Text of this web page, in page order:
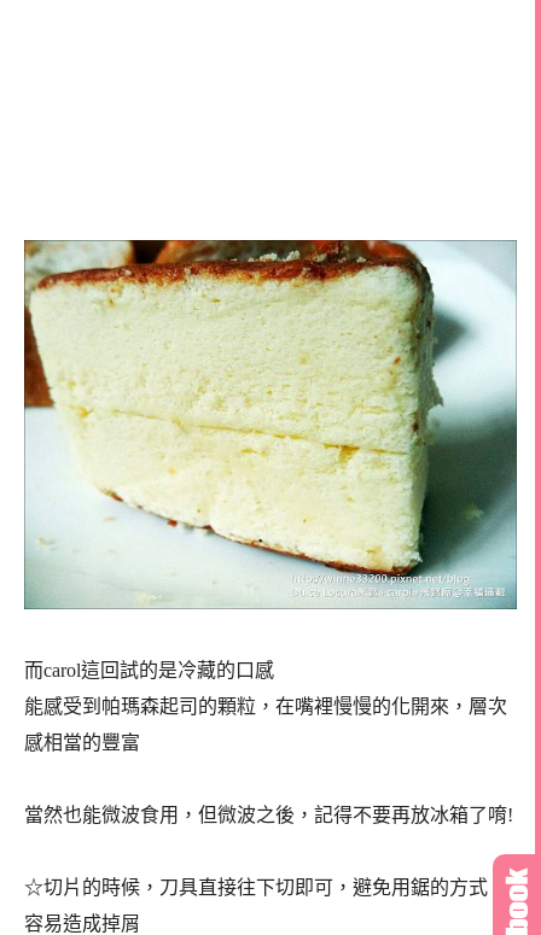
而carol這回試的是冷藏的口感
能感受到帕瑪森起司的顆粒，在嘴裡慢慢的化開來，層次
感相當的豐富
當然也能微波食用，但微波之後，記得不要再放冰箱了唷!
☆切片的時候，刀具直接往下切即可，避免用鋸的方式，
容易造成掉屑